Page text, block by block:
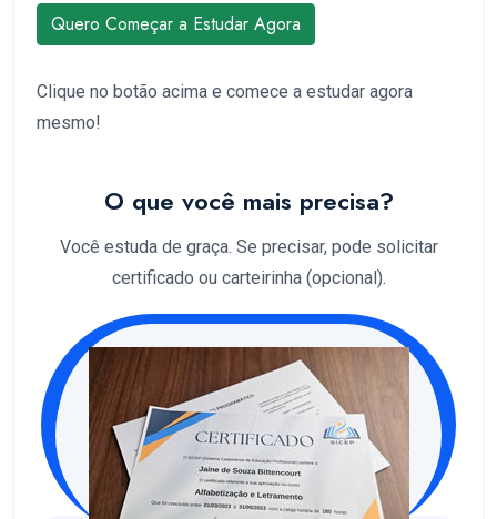
Quero Começar a Estudar Agora
Clique no botão acima e comece a estudar agora
mesmo!
O que você mais precisa?
Você estuda de graça. Se precisar, pode solicitar
certificado ou carteirinha (opcional).